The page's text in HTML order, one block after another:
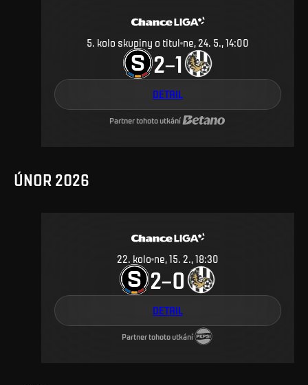
5. kolo skupiny o titul ne, 24. 5., 14:00
2–1
DETAIL
Partner tohoto utkání
ÚNOR 2026
22. kolo ne, 15. 2., 18:30
2–0
DETAIL
Partner tohoto utkání